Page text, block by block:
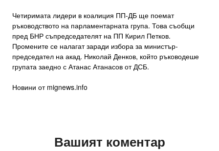
Четиримата лидери в коалиция ПП-ДБ ще поемат
ръководството на парламентарната група. Това съобщи
пред БНР съпредседателят на ПП Кирил Петков.
Промените се налагат заради избора за министър-
председател на акад. Николай Денков, който ръководеше
групата заедно с Атанас Атанасов от ДСБ.
Новини от mignews.info
Вашият коментар